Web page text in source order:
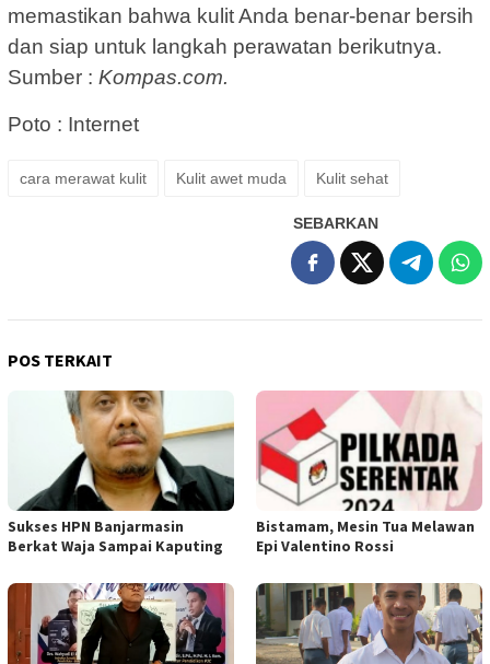
memastikan bahwa kulit Anda benar-benar bersih
dan siap untuk langkah perawatan berikutnya.
Sumber : Kompas.com.
Poto : Internet
cara merawat kulit Kulit awet muda Kulit sehat
SEBARKAN
POS TERKAIT
Sukses HPN Banjarmasin
Berkat Waja Sampai Kaputing
Bistamam, Mesin Tua Melawan
Epi Valentino Rossi